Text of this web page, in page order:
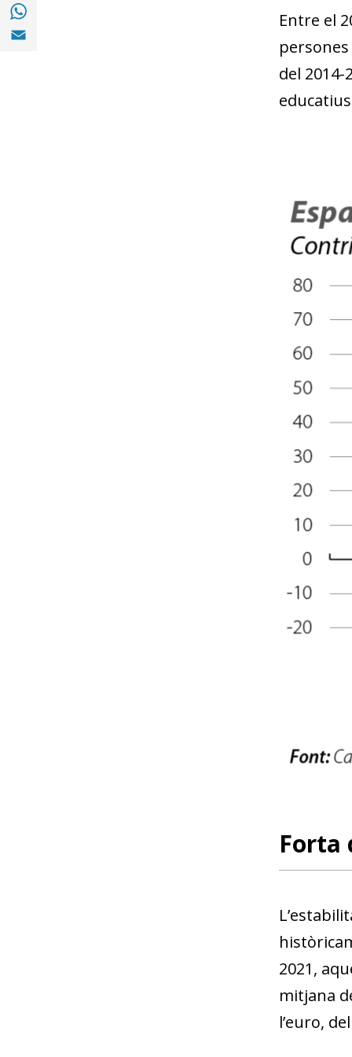
Compartir a Email (opens in a new window)
Entre el
del 2014-
Forta
2021,
mitjana
l’euro,